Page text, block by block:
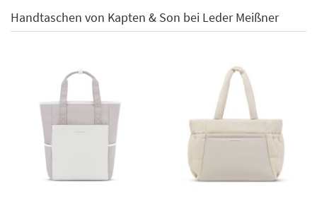
Handtaschen von Kapten & Son bei Leder Meißner